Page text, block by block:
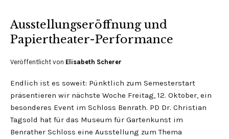
Ausstellungseröffnung und
Papiertheater-Performance
Veröffentlicht von Elisabeth Scherer
Endlich ist es soweit: Pünktlich zum Semesterstart
präsentieren wir nächste Woche Freitag, 12. Oktober, ein
besonderes Event im Schloss Benrath. PD Dr. Christian
Tagsold hat für das Museum für Gartenkunst im
Benrather Schloss eine Ausstellung zum Thema